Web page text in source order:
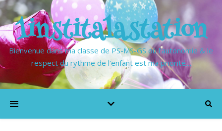
1institalastation
Bienvenue dans ma classe de PS-MS-GS où l'autonomie & le
respect du rythme de l'enfant est ma priorité…